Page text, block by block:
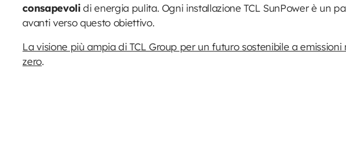
consapevolidi energia pulita. Ogni installazione TCL SunPower è un
avanti verso questo obiettivo.
La visione più ampia di TCL Group per un futuro sostenibile a emissioni
zero.